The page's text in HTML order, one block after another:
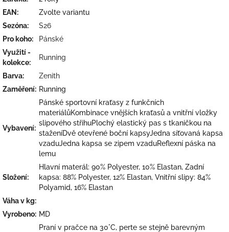
EAN :
Zvolte variantu
Sezóna:
S26
Pro koho:
Pánské
Využití -
kolekce:
Running
Barva:
Zenith
Zaměření: Running
Vybavení:
Pánské sportovní kraťasy z funkčních
materiálůKombinace vnějších kraťasů a vnitřní vložky
slipového střihuPlochý elastický pas s tkaničkou na
staženíDvě otevřené boční kapsyJedna síťovaná kapsa
vzaduJedna kapsa se zipem vzaduReflexní páska na
lemu
Složení:
Hlavní materál: 90% Polyester, 10% Elastan, Zadní
kapsa: 88% Polyester, 12% Elastan, Vnitřní slipy: 84%
Polyamid, 16% Elastan
Váha v kg:
Vyrobeno: MD
Praní v pračce na 30°C, perte se stejně barevným